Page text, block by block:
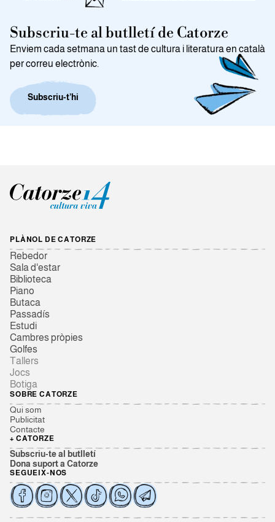
Subscriu-te al butlletí de Catorze
Enviem cada setmana un tast de cultura i literatura en català
per correu electrònic.
Subscriu-t’hi
PLÀNOL DE CATORZE
Rebedor
Sala d'estar
Biblioteca
Piano
Butaca
Passadís
Estudi
Cambres pròpies
Golfes
Tallers
Jocs
Botiga
SOBRE CATORZE
Qui som
Publicitat
Contacte
+ CATORZE
Subscriu-te al butlletí
Dona suport a Catorze
SEGUEIX-NOS